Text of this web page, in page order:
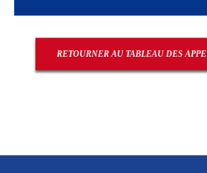
RETOURNER AU TABLEAU DES